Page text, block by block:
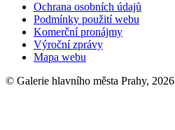
Ochrana osobních údajů
Podmínky použití webu
Komerční pronájmy
Výroční zprávy
Mapa webu
© Galerie hlavního města Prahy, 2026